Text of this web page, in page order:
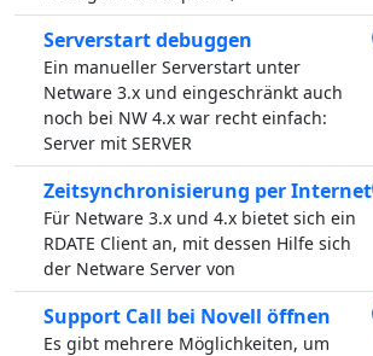
Serverstart debuggen
Ein manueller Serverstart unter
Netware 3.x und eingeschränkt auch
noch bei NW 4.x war recht einfach:
Server mit SERVER
Zeitsynchronisierung per Internet
Für Netware 3.x und 4.x bietet sich ein
RDATE Client an, mit dessen Hilfe sich
der Netware Server von
Support Call bei Novell öffnen
Es gibt mehrere Möglichkeiten, um